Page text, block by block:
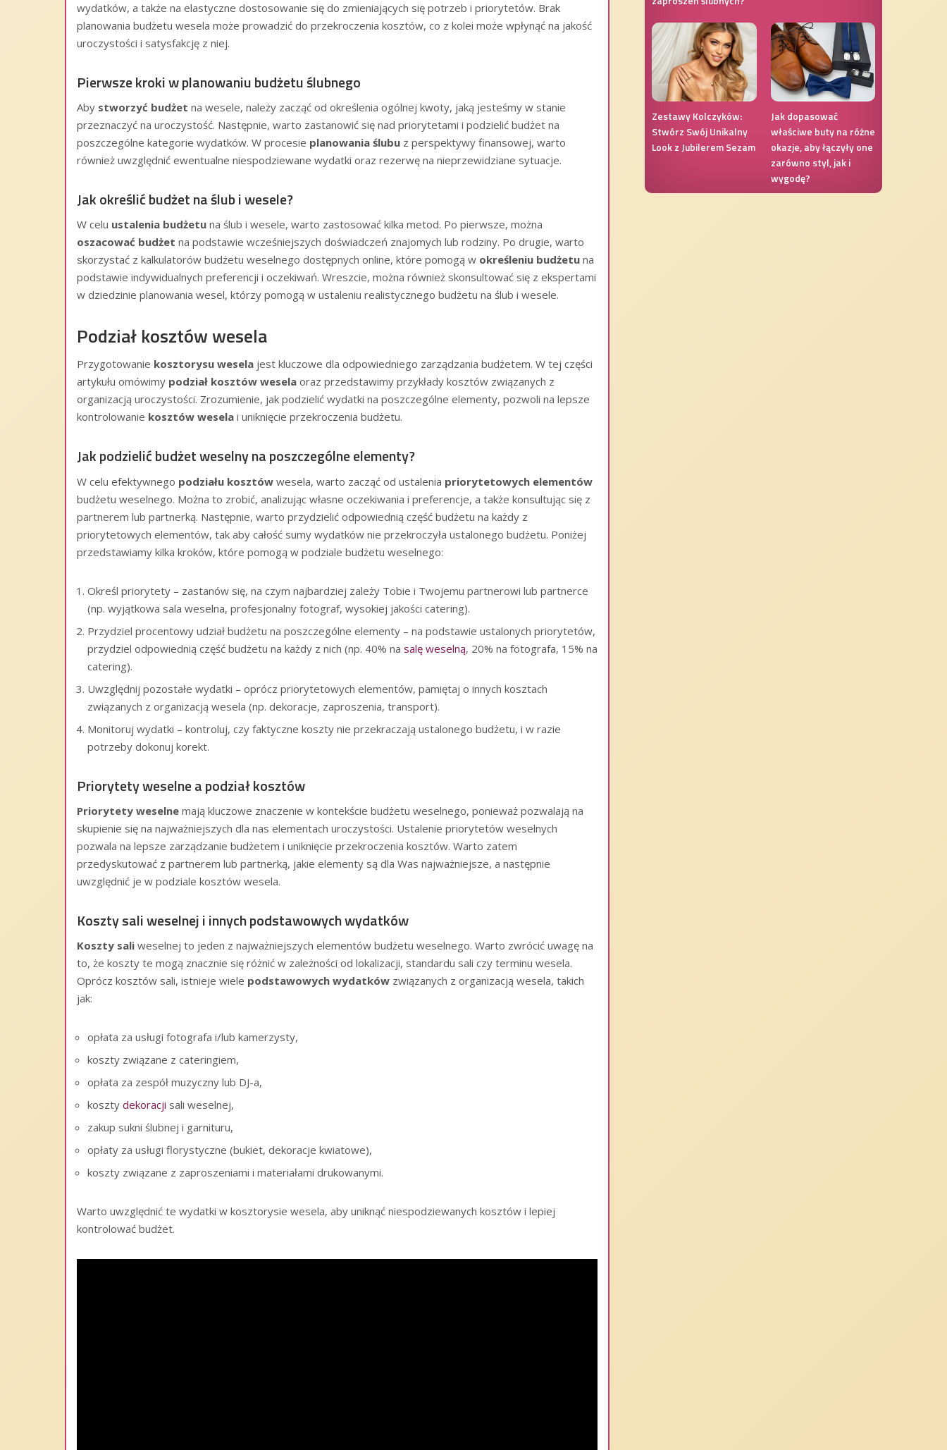
wydatków, a także na elastyczne dostosowanie się do zmieniających się potrzeb i priorytetów. Brak
planowania budżetu wesela może prowadzić do przekroczenia kosztów, co z kolei może wpłynąć na jakość
uroczystości i satysfakcję z niej.
Pierwsze kroki w planowaniu budżetu ślubnego
Aby stworzyć budżet na wesele, należy zacząć od określenia ogólnej kwoty, jaką jesteśmy w stanie
przeznaczyć na uroczystość. Następnie, warto zastanowić się nad priorytetami i podzielić budżet na
poszczególne kategorie wydatków. W procesie planowania ślubu z perspektywy finansowej, warto
również uwzględnić ewentualne niespodziewane wydatki oraz rezerwę na nieprzewidziane sytuacje.
Jak określić budżet na ślub i wesele?
W celu ustalenia budżetu na ślub i wesele, warto zastosować kilka metod. Po pierwsze, można
oszacować budżet na podstawie wcześniejszych doświadczeń znajomych lub rodziny. Po drugie, warto
skorzystać z kalkulatorów budżetu weselnego dostępnych online, które pomogą w określeniu budżetu na
podstawie indywidualnych preferencji i oczekiwań. Wreszcie, można również skonsultować się z ekspertami
w dziedzinie planowania wesel, którzy pomogą w ustaleniu realistycznego budżetu na ślub i wesele.
Podział kosztów wesela
Przygotowanie kosztorysu wesela jest kluczowe dla odpowiedniego zarządzania budżetem. W tej części
artykułu omówimy podział kosztów wesela oraz przedstawimy przykłady kosztów związanych z
organizacją uroczystości. Zrozumienie, jak podzielić wydatki na poszczególne elementy, pozwoli na lepsze
kontrolowanie kosztów wesela i uniknięcie przekroczenia budżetu.
Jak podzielić budżet weselny na poszczególne elementy?
W celu efektywnego podziału kosztów wesela, warto zacząć od ustalenia priorytetowych elementów
budżetu weselnego. Można to zrobić, analizując własne oczekiwania i preferencje, a także konsultując się z
partnerem lub partnerką. Następnie, warto przydzielić odpowiednią część budżetu na każdy z
priorytetowych elementów, tak aby całość sumy wydatków nie przekroczyła ustalonego budżetu. Poniżej
przedstawiamy kilka kroków, które pomogą w podziale budżetu weselnego:
Określ priorytety – zastanów się, na czym najbardziej zależy Tobie i Twojemu partnerowi lub partnerce
(np. wyjątkowa sala weselna, profesjonalny fotograf, wysokiej jakości catering).
Przydziel procentowy udział budżetu na poszczególne elementy – na podstawie ustalonych priorytetów,
przydziel odpowiednią część budżetu na każdy z nich (np. 40% na salę weselną, 20% na fotografa, 15% na
catering).
Uwzględnij pozostałe wydatki – oprócz priorytetowych elementów, pamiętaj o innych kosztach
związanych z organizacją wesela (np. dekoracje, zaproszenia, transport).
Monitoruj wydatki – kontroluj, czy faktyczne koszty nie przekraczają ustalonego budżetu, i w razie
potrzeby dokonuj korekt.
Priorytety weselne a podział kosztów
Priorytety weselne mają kluczowe znaczenie w kontekście budżetu weselnego, ponieważ pozwalają na
skupienie się na najważniejszych dla nas elementach uroczystości. Ustalenie priorytetów weselnych
pozwala na lepsze zarządzanie budżetem i uniknięcie przekroczenia kosztów. Warto zatem
przedyskutować z partnerem lub partnerką, jakie elementy są dla Was najważniejsze, a następnie
uwzględnić je w podziale kosztów wesela.
Koszty sali weselnej i innych podstawowych wydatków
Koszty sali weselnej to jeden z najważniejszych elementów budżetu weselnego. Warto zwrócić uwagę na
to, że koszty te mogą znacznie się różnić w zależności od lokalizacji, standardu sali czy terminu wesela.
Oprócz kosztów sali, istnieje wiele podstawowych wydatków związanych z organizacją wesela, takich
jak:
opłata za usługi fotografa i/lub kamerzysty,
koszty związane z cateringiem,
opłata za zespół muzyczny lub DJ-a,
koszty dekoracji sali weselnej,
zakup sukni ślubnej i garnituru,
opłaty za usługi florystyczne (bukiet, dekoracje kwiatowe),
koszty związane z zaproszeniami i materiałami drukowanymi.
Warto uwzględnić te wydatki w kosztorysie wesela, aby uniknąć niespodziewanych kosztów i lepiej
kontrolować budżet.
Zestawy Kolczyków:
Stwórz Swój Unikalny
Look z Jubilerem Sezam
Jak dopasować
właściwe buty na różne
okazje, aby łączyły one
zarówno styl, jak i
wygodę?